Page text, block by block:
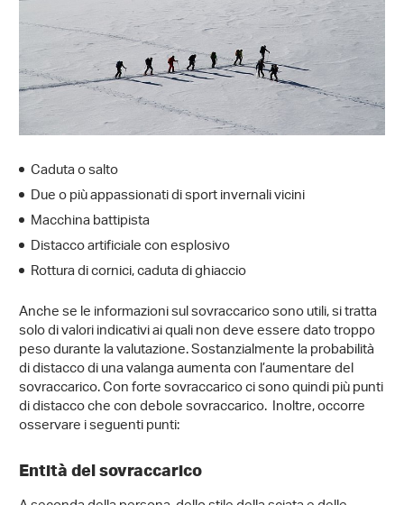
Caduta o salto
Due o più appassionati di sport invernali vicini
Macchina battipista
Distacco artificiale con esplosivo
Rottura di cornici, caduta di ghiaccio
Anche se le informazioni sul sovraccarico sono utili, si tratta
solo di valori indicativi ai quali non deve essere dato troppo
peso durante la valutazione. Sostanzialmente la probabilità
di distacco di una valanga aumenta con l’aumentare del
sovraccarico. Con forte sovraccarico ci sono quindi più punti
di distacco che con debole sovraccarico. Inoltre, occorre
osservare i seguenti punti:
Entità del sovraccarico